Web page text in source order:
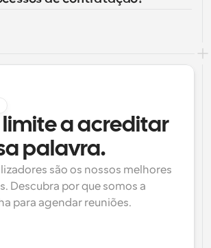
limite a acreditar
palavra.
são os nossos melhores
Descubra por que somos a
para agendar reuniões.